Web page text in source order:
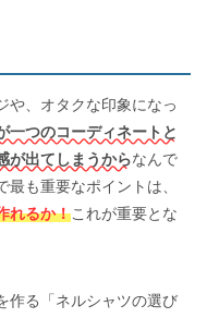
や、オタクな印象になっ
一つのコーディネートと
が出てしまうからなんで
も重要なポイントは、
れるか！これが重要とな
作る「ネルシャツの選び